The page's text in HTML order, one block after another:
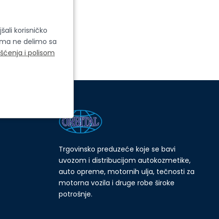
Trgovinsko preduzeće koje se bavi
uvozom i distribucijom autokozmetike,
auto opreme, motornih ulja, tečnosti za
motorna vozila i druge robe široke
potrošnje.
korisničko
ne delimo sa
i polisom